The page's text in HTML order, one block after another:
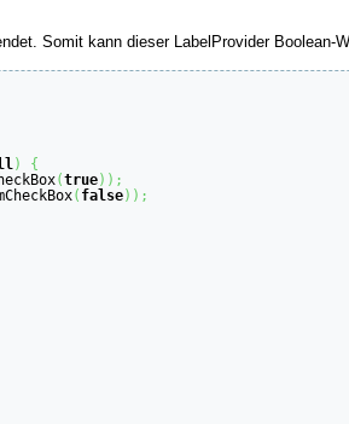
Somit kann dieser LabelProvider Boolean-
)
{
(true) ) ;
( false) ) ;